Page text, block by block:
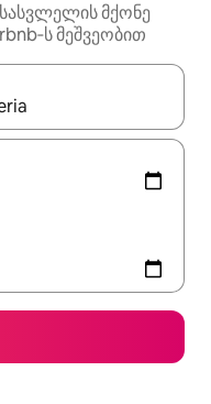
მქონე
მეშვეობით
ნავიგაციისთვის